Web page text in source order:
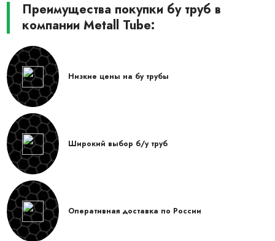
Преимущества покупки бу труб в
компании Metall Tube:
Низкие цены на бу трубы
Широкий выбор б/у труб
Оперативная доставка по России